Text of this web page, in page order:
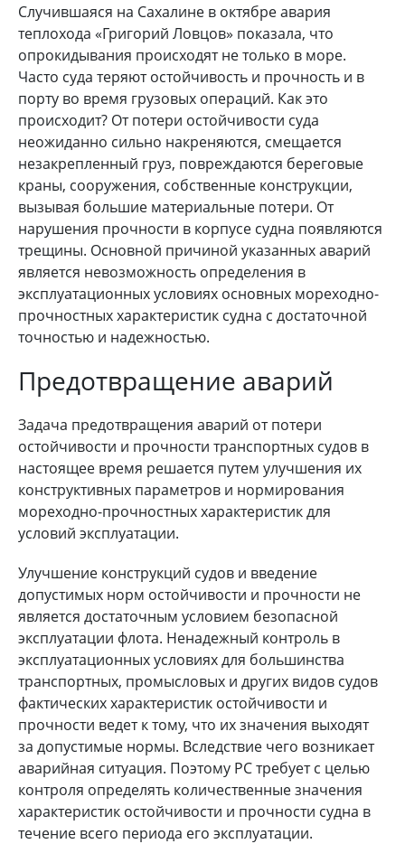
Случившаяся на Сахалине в октябре авария
теплохода «Григорий Ловцов» показала, что
опрокидывания происходят не только в море.
Часто суда теряют остойчивость и прочность и в
порту во время грузовых операций. Как это
происходит? От потери остойчивости суда
неожиданно сильно накреняются, смещается
незакрепленный груз, повреждаются береговые
краны, сооружения, собственные конструкции,
вызывая большие материальные потери. От
нарушения прочности в корпусе судна появляются
трещины. Основной причиной указанных аварий
является невозможность определения в
эксплуатационных условиях основных мореходно-
прочностных характеристик судна с достаточной
точностью и надежностью.
Предотвращение аварий
Задача предотвращения аварий от потери
остойчивости и прочности транспортных судов в
настоящее время решается путем улучшения их
конструктивных параметров и нормирования
мореходно-прочностных характеристик для
условий эксплуатации.
Улучшение конструкций судов и введение
допустимых норм остойчивости и прочности не
является достаточным условием безопасной
эксплуатации флота. Ненадежный контроль в
эксплуатационных условиях для большинства
транспортных, промысловых и других видов судов
фактических характеристик остойчивости и
прочности ведет к тому, что их значения выходят
за допустимые нормы. Вследствие чего возникает
аварийная ситуация. Поэтому РС требует с целью
контроля определять количественные значения
характеристик остойчивости и прочности судна в
течение всего периода его эксплуатации.